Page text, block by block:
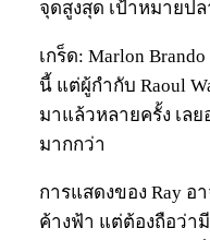
จุดสูงสุด เป้าหมายป
เกร็ด: Marlon
นี้ แต่ผู้กำกับ Raoul
มาแล้วหลายครั้ง เล
มากกว่า
การแสดงของ Ray อ
ค้างฟ้า แต่ต้องถือว่า